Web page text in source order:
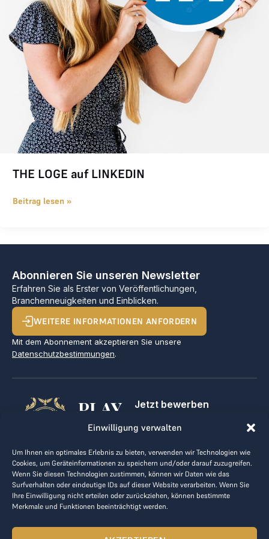
Einwilligung verwalten
Um Ihnen ein optimales Erlebnis zu bieten, verwenden wir Technologien wie
Cookies, um Geräteinformationen zu speichern und/oder darauf zuzugreifen.
Wenn Sie diesen Technologien zustimmen, können wir Daten wie das
Surfverhalten oder eindeutige IDs auf dieser Website verarbeiten. Wenn Sie
Ihre Einwilligung nicht erteilen oder zurückziehen, können bestimmte
Merkmale und Funktionen beeinträchtigt werden.
THE LOGE auf LINKEDIN
Beitrag lesen »
Abonnieren Sie unseren Newsletter
Erfahren Sie als Erster von Veröffentlichungen,
Branchenneuigkeiten und Einblicken.
WEITERE INFORMATIONEN ANFORDERN
Mit dem Abonnement akzeptieren Sie unsere
Datenschutzbestimmungen.
PLAY
GOLF,
MAKE
BUSINESS
Jetzt bewerben
Kontakt
AGB
Datenrichtlinie
kontakt@the-loge.com
Unser freundliches Team hilft Ihnen gerne weiter.